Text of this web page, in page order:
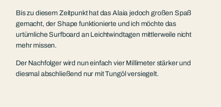
Bis zu diesem Zeitpunkt hat das Alaia jedoch großen Spaß
gemacht, der Shape funktionierte und ich möchte das
urtümliche Surfboard an Leichtwindtagen mittlerweile nicht
mehr missen.
Der Nachfolger wird nun einfach vier Millimeter stärker und
diesmal abschließend nur mit Tungöl versiegelt.